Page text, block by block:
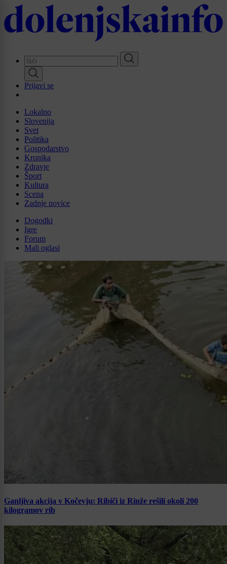
Skip
to
main
Prijavi se
Lokalno
Slovenija
Svet
Politika
Gospodarstvo
Kronika
Zdravje
Šport
Kultura
Scena
Zadnje novice
Dogodki
Igre
Forum
Mali oglasi
Ganljiva akcija v Kočevju: Ribiči iz Rinže rešili okoli 200
kilogramov rib